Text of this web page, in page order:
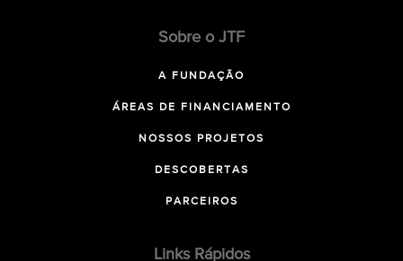
Sobre o JTF
A FUNDAÇÃO
ÁREAS DE FINANCIAMENTO
NOSSOS PROJETOS
DESCOBERTAS
PARCEIROS
Links Rápidos